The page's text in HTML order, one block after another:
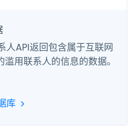
人API返回包含属于互联网
用联系人的信息的数据。
库